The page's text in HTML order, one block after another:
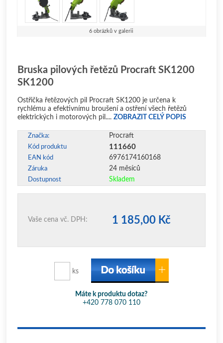
6 obrázků v galerii
Bruska pilových řetězů Procraft SK1200
SK1200
Ostřička řetězových pil Procraft SK1200 je určena k
rychlému a efektivnímu broušení a ostření všech řetězů
elektrických i motorových pil.... ZOBRAZIT CELÝ POPIS
Značka: Procraft
Kód produktu 111660
EAN kód 6976174160168
Záruka 24 měsíců
Dostupnost Skladem
Vaše cena vč. DPH: 1 185,00 Kč
ks
Máte k produktu dotaz?
+420 778 070 110